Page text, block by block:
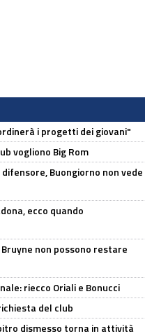
i progetti dei giovani"
vogliono Big Rom
Buongiorno non vede
ecco quando
Bruyne non possono restare
riecco Oriali e Bonucci
del club
dismesso torna in attività